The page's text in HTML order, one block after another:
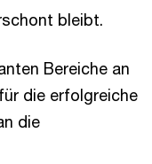
bleibt.
Bereiche an
die erfolgreiche
die